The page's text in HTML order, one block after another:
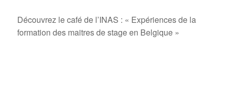
Découvrez le café de l’INAS : « Expériences de la
formation des maitres de stage en Belgique »